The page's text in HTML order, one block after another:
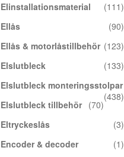
Elinstallationsmaterial
(111)
Ellås
(90)
Ellås & motorlåstillbehör (123)
Elslutbleck
(133)
Elslutbleck monteringsstolpar
(438)
Elslutbleck tillbehör
(70)
Eltryckeslås
(3)
Encoder & decoder
(1)